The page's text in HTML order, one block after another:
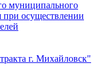
муниципального
при осуществлении
г. Михайловск"